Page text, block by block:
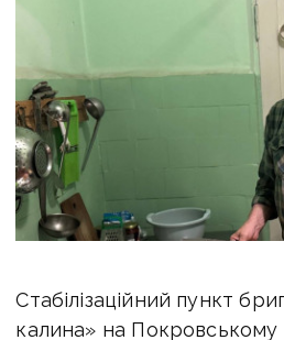
Стабілізаційний пункт
калина» на